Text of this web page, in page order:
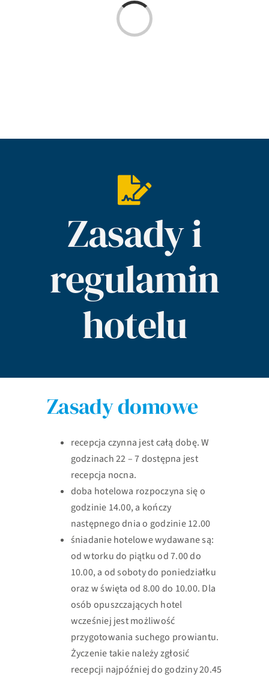
Imprezy
Loading...
Zasady i
regulamin
hotelu
Zasady domowe
recepcja czynna jest całą dobę. W
godzinach 22 – 7 dostępna jest
recepcja nocna.
doba hotelowa rozpoczyna się o
godzinie 14.00, a kończy
następnego dnia o godzinie 12.00
śniadanie hotelowe wydawane są:
od wtorku do piątku od 7.00 do
10.00, a od soboty do poniedziałku
oraz w święta od 8.00 do 10.00. Dla
osób opuszczających hotel
wcześniej jest możliwość
przygotowania suchego prowiantu.
Życzenie takie należy zgłosić
recepcji najpóźniej do godziny 20.45